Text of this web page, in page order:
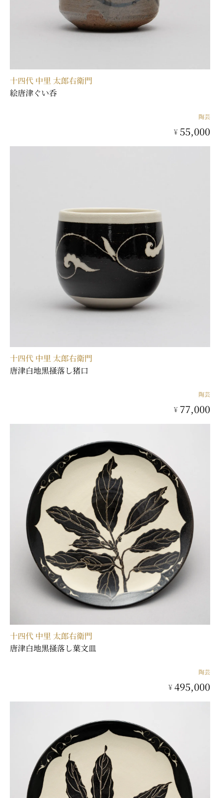
十四代 中里 太郎右衛門
絵唐津ぐい呑
陶芸
¥ 55,000
十四代 中里 太郎右衛門
唐津白地黒掻落し猪口
陶芸
¥ 77,000
十四代 中里 太郎右衛門
唐津白地黒掻落し葉文皿
陶芸
¥ 495,000